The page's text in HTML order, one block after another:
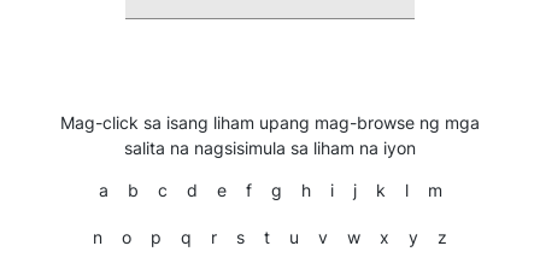
Mag-click sa isang liham upang mag-browse ng mga
salita na nagsisimula sa liham na iyon
a b c d e f g h i j k l m
n o p q r s t u v w x y z